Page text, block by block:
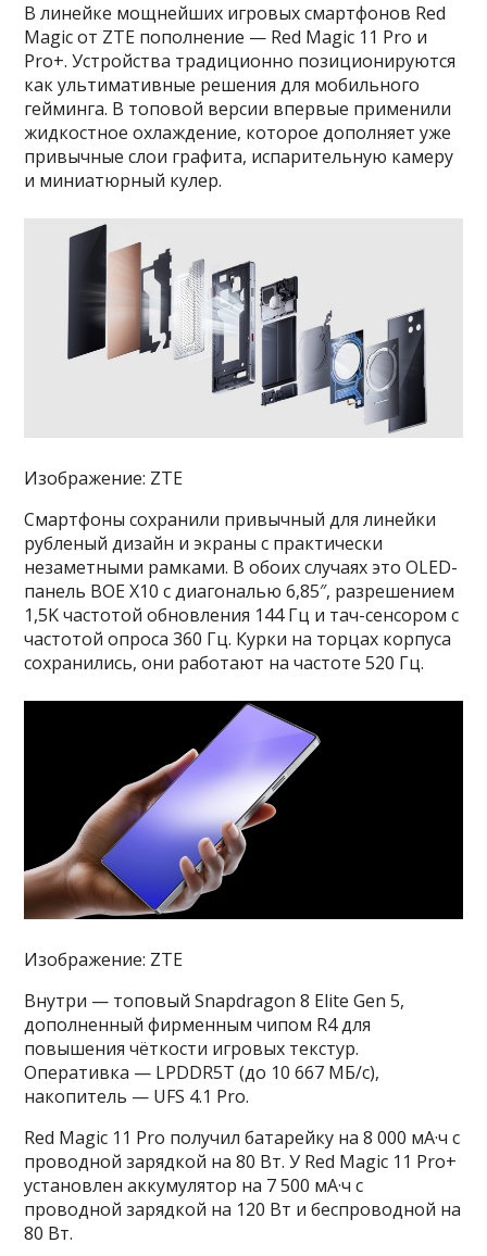
В линейке мощнейших игровых смартфонов Red
Magic от ZTE пополнение — Red Magic 11 Pro и
Pro+. Устройства традиционно позиционируются
как ультимативные решения для мобильного
гейминга. В топовой версии впервые применили
жидкостное охлаждение, которое дополняет уже
привычные слои графита, испарительную камеру
и миниатюрный кулер.
Изображение: ZTE
Смартфоны сохранили привычный для линейки
рубленый дизайн и экраны с практически
незаметными рамками. В обоих случаях это OLED-
панель BOE X10 с диагональю 6,85″, разрешением
1,5K частотой обновления 144 Гц и тач-сенсором с
частотой опроса 360 Гц. Курки на торцах корпуса
сохранились, они работают на частоте 520 Гц.
Изображение: ZTE
Внутри — топовый Snapdragon 8 Elite Gen 5,
дополненный фирменным чипом R4 для
повышения чёткости игровых текстур.
Оперативка — LPDDR5T (до 10 667 МБ/с),
накопитель — UFS 4.1 Pro.
Red Magic 11 Pro получил батарейку на 8 000 мА·ч с
проводной зарядкой на 80 Вт. У Red Magic 11 Pro+
установлен аккумулятор на 7 500 мА·ч с
проводной зарядкой на 120 Вт и беспроводной на
80 Вт.